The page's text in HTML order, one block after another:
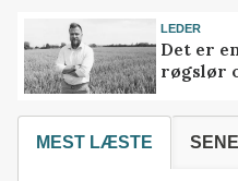
LEDER
Det er
røgslør
MEST LÆSTE